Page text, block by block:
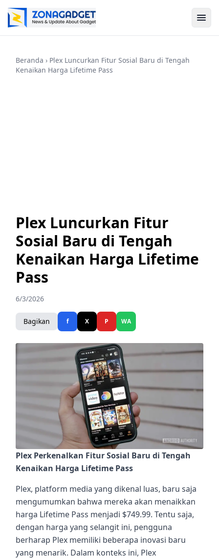
Beranda › Plex Luncurkan Fitur Sosial Baru di Tengah
Kenaikan Harga Lifetime Pass
Plex Luncurkan Fitur
Sosial Baru di Tengah
Kenaikan Harga Lifetime
Pass
6/3/2026
Bagikan f X P WA
Plex Perkenalkan Fitur Sosial Baru di Tengah
Kenaikan Harga Lifetime Pass
Plex, platform media yang dikenal luas, baru saja
mengumumkan bahwa mereka akan menaikkan
harga Lifetime Pass menjadi $749.99. Tentu saja,
dengan harga yang selangit ini, pengguna
berharap Plex memiliki beberapa inovasi baru
yang menarik. Dalam konteks ini, Plex